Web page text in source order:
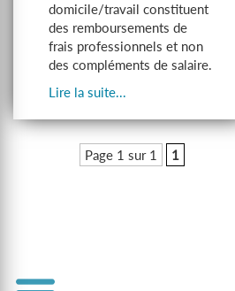
domicile/travail constituent
des remboursements de
frais professionnels et non
des compléments de salaire.
Lire la suite...
Page 1 sur 1 1